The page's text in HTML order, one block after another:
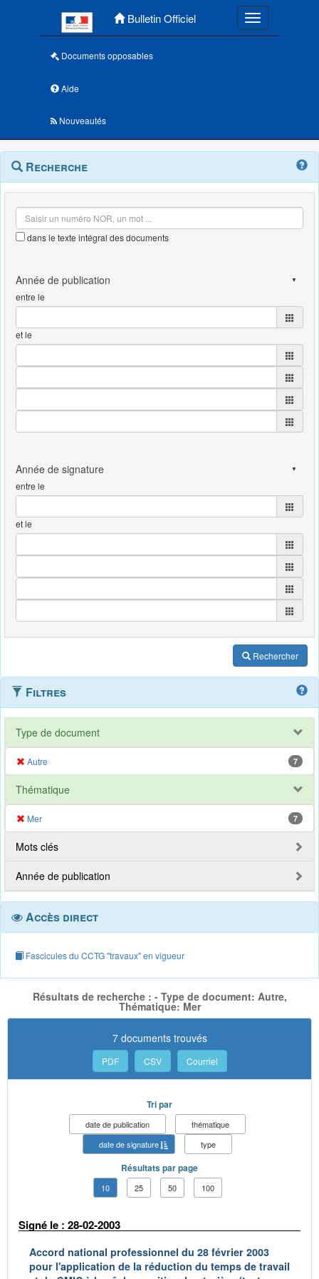
Bulletin Officiel Toggle
Documents opposables
Aide
Nouveautés
Navigation
outils
Menu
contextuel
Recherche
dans le texte intégral des documents
entre le
et le
entre le
et le
Rechercher
Filtres
Type de document
Autre 7
Thématique
Mer 7
Mots clés
Année de publication
Accès direct
Fascicules du CCTG "travaux" en vigueur
Résultats de recherche : - Type de document: Autre,
Thématique: Mer
7 documents trouvés
PDF CSV Courriel
Tri par
date de publication
thématique
date de signature
type
Résultats par page
10 25 50 100
Signé le : 28-02-2003
Accord national professionnel du 28 février 2003
pour l'application de la réduction du temps de travail